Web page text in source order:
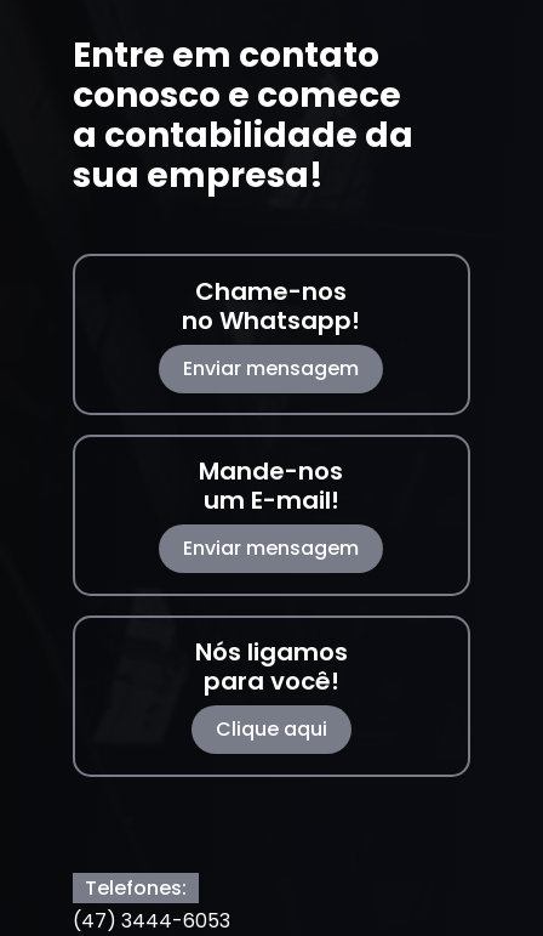
Entre em contato
conosco e comece
a contabilidade da
sua empresa!
Chame-nos
no Whatsapp!
Enviar mensagem
Mande-nos
um E-mail!
Enviar mensagem
Nós ligamos
para você!
Clique aqui
Telefones:
(47) 3444-6053